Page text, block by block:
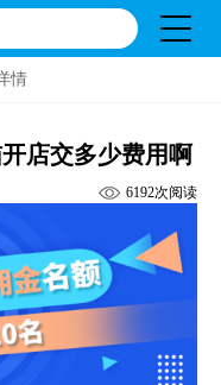
情
店交多少费用啊
6192次阅读